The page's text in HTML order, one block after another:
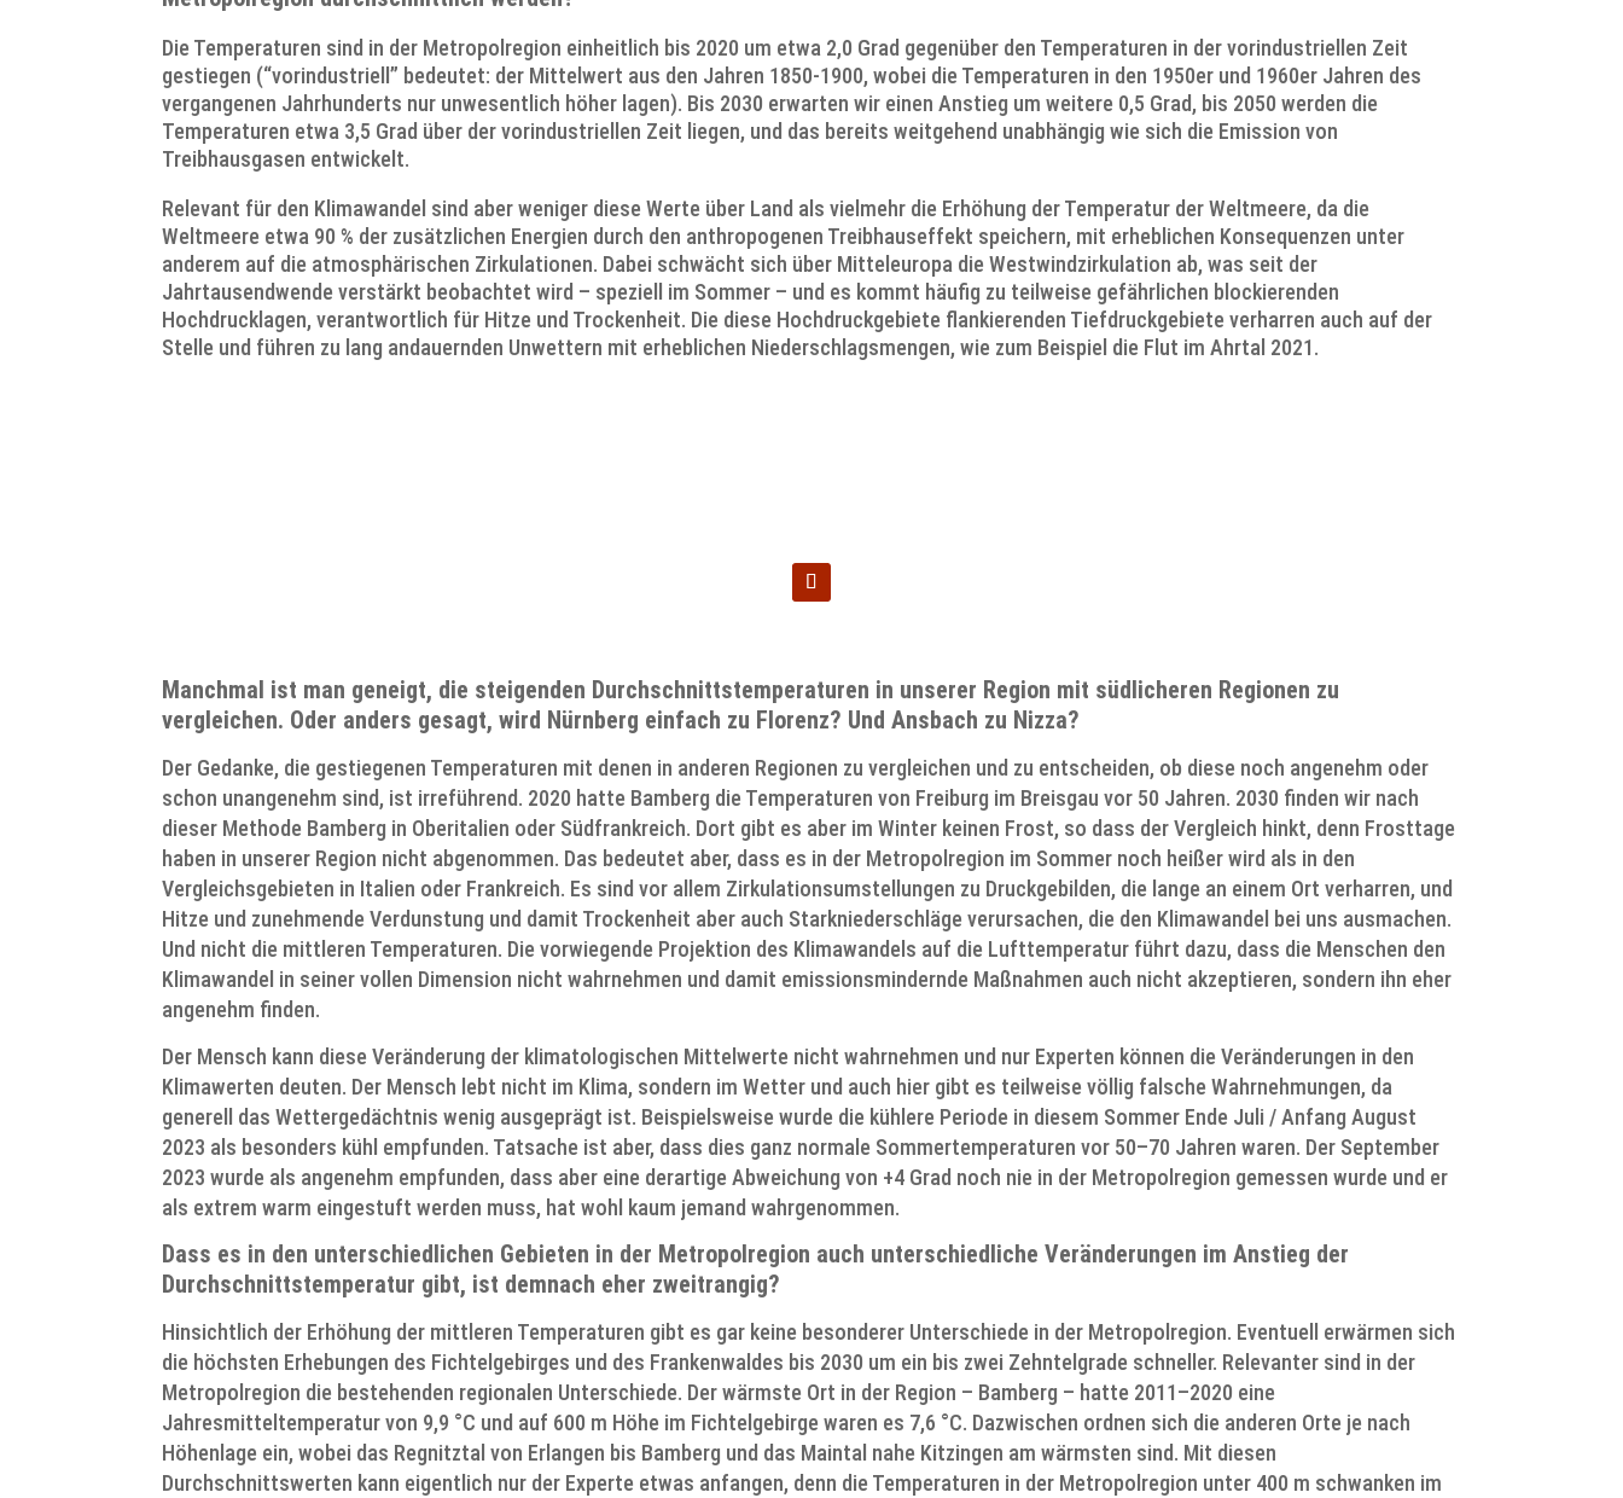
Die Temperaturen sind in der Metropolregion einheitlich bis 2020 um etwa 2,0 Grad gegenüber den Temperaturen in der vorindustriellen Zeit
gestiegen (“vorindustriell” bedeutet: der Mittelwert aus den Jahren 1850-1900, wobei die Temperaturen in den 1950er und 1960er Jahren des
vergangenen Jahrhunderts nur unwesentlich höher lagen). Bis 2030 erwarten wir einen Anstieg um weitere 0,5 Grad, bis 2050 werden die
Temperaturen etwa 3,5 Grad über der vorindustriellen Zeit liegen, und das bereits weitgehend unabhängig wie sich die Emission von
Treibhausgasen entwickelt.
Relevant für den Klimawandel sind aber weniger diese Werte über Land als vielmehr die Erhöhung der Temperatur der Weltmeere, da die
Weltmeere etwa 90 % der zusätzlichen Energien durch den anthropogenen Treibhauseffekt speichern, mit erheblichen Konsequenzen unter
anderem auf die atmosphärischen Zirkulationen. Dabei schwächt sich über Mitteleuropa die Westwindzirkulation ab, was seit der
Jahrtausendwende verstärkt beobachtet wird – speziell im Sommer – und es kommt häufig zu teilweise gefährlichen blockierenden
Hochdrucklagen, verantwortlich für Hitze und Trockenheit. Die diese Hochdruckgebiete flankierenden Tiefdruckgebiete verharren auch auf der
Stelle und führen zu lang andauernden Unwettern mit erheblichen Niederschlagsmengen, wie zum Beispiel die Flut im Ahrtal 2021.
Manchmal ist man geneigt, die steigenden Durchschnittstemperaturen in unserer Region mit südlicheren Regionen zu
vergleichen. Oder anders gesagt, wird Nürnberg einfach zu Florenz? Und Ansbach zu Nizza?
Der Gedanke, die gestiegenen Temperaturen mit denen in anderen Regionen zu vergleichen und zu entscheiden, ob diese noch angenehm oder
schon unangenehm sind, ist irreführend. 2020 hatte Bamberg die Temperaturen von Freiburg im Breisgau vor 50 Jahren. 2030 finden wir nach
dieser Methode Bamberg in Oberitalien oder Südfrankreich. Dort gibt es aber im Winter keinen Frost, so dass der Vergleich hinkt, denn Frosttage
haben in unserer Region nicht abgenommen. Das bedeutet aber, dass es in der Metropolregion im Sommer noch heißer wird als in den
Vergleichsgebieten in Italien oder Frankreich. Es sind vor allem Zirkulationsumstellungen zu Druckgebilden, die lange an einem Ort verharren, und
Hitze und zunehmende Verdunstung und damit Trockenheit aber auch Starkniederschläge verursachen, die den Klimawandel bei uns ausmachen.
Und nicht die mittleren Temperaturen. Die vorwiegende Projektion des Klimawandels auf die Lufttemperatur führt dazu, dass die Menschen den
Klimawandel in seiner vollen Dimension nicht wahrnehmen und damit emissionsmindernde Maßnahmen auch nicht akzeptieren, sondern ihn eher
angenehm finden.
Der Mensch kann diese Veränderung der klimatologischen Mittelwerte nicht wahrnehmen und nur Experten können die Veränderungen in den
Klimawerten deuten. Der Mensch lebt nicht im Klima, sondern im Wetter und auch hier gibt es teilweise völlig falsche Wahrnehmungen, da
generell das Wettergedächtnis wenig ausgeprägt ist. Beispielsweise wurde die kühlere Periode in diesem Sommer Ende Juli / Anfang August
2023 als besonders kühl empfunden. Tatsache ist aber, dass dies ganz normale Sommertemperaturen vor 50–70 Jahren waren. Der September
2023 wurde als angenehm empfunden, dass aber eine derartige Abweichung von +4 Grad noch nie in der Metropolregion gemessen wurde und er
als extrem warm eingestuft werden muss, hat wohl kaum jemand wahrgenommen.
Dass es in den unterschiedlichen Gebieten in der Metropolregion auch unterschiedliche Veränderungen im Anstieg der
Durchschnittstemperatur gibt, ist demnach eher zweitrangig?
Hinsichtlich der Erhöhung der mittleren Temperaturen gibt es gar keine besonderer Unterschiede in der Metropolregion. Eventuell erwärmen sich
die höchsten Erhebungen des Fichtelgebirges und des Frankenwaldes bis 2030 um ein bis zwei Zehntelgrade schneller. Relevanter sind in der
Metropolregion die bestehenden regionalen Unterschiede. Der wärmste Ort in der Region – Bamberg – hatte 2011–2020 eine
Jahresmitteltemperatur von 9,9 °C und auf 600 m Höhe im Fichtelgebirge waren es 7,6 °C. Dazwischen ordnen sich die anderen Orte je nach
Höhenlage ein, wobei das Regnitztal von Erlangen bis Bamberg und das Maintal nahe Kitzingen am wärmsten sind. Mit diesen
Durchschnittswerten kann eigentlich nur der Experte etwas anfangen, denn die Temperaturen in der Metropolregion unter 400 m schwanken im